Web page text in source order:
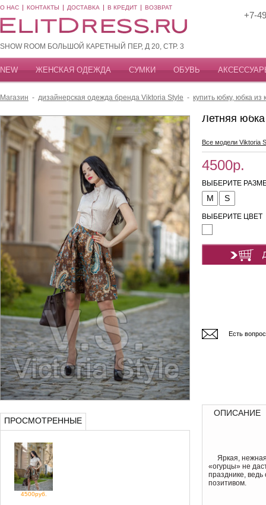
О НАС КОНТАКТЫ ДОСТАВКА В КРЕДИТ ВОЗВРАТ
SHOW ROOM БОЛЬШОЙ КАРЕТНЫЙ ПЕР, Д 20, СТР. 3
+7-
NEW ЖЕНСКАЯ ОДЕЖДА СУМКИ ОБУВЬ
Магазин - дизайнерская одежда бренда Viktoria Style - купить юбку, юбка из
ПРОСМОТРЕННЫЕ
4500руб.
Летняя юбка
Все модели Viktoria
4500р.
ВЫБЕРИТЕ
M S
ВЫБЕРИТЕ ЦВЕТ
Есть
ОПИСАНИЕ
Яркая,
«огурцы» не
празднике, ведь
позитивом.